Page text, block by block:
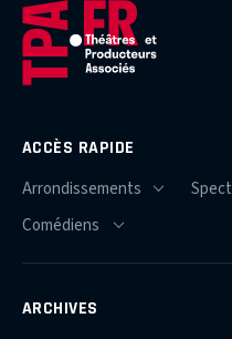
ACCÈS RAPIDE
ARCHIVES